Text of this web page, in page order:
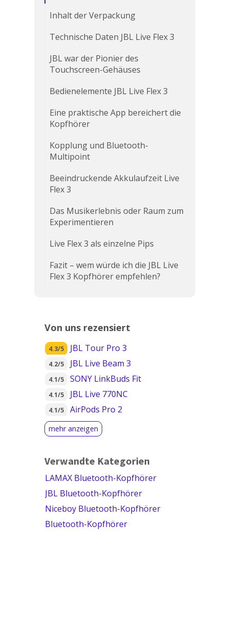
Inhalt der Verpackung
Technische Daten JBL Live Flex 3
JBL war der Pionier des
Touchscreen-Gehäuses
Bedienelemente JBL Live Flex 3
Eine praktische App bereichert die
Kopfhörer
Kopplung und Bluetooth-
Multipoint
Beeindruckende Akkulaufzeit Live
Flex 3
Das Musikerlebnis oder Raum zum
Experimentieren
Live Flex 3 als einzelne Pips
Fazit – wem würde ich die JBL Live
Flex 3 Kopfhörer empfehlen?
Von uns rezensiert
4.3/5 JBL Tour Pro 3
4.2/5 JBL Live Beam 3
4.1/5 SONY LinkBuds Fit
4.1/5 JBL Live 770NC
4.1/5 AirPods Pro 2
Verwandte Kategorien
LAMAX Bluetooth-Kopfhörer
JBL Bluetooth-Kopfhörer
Niceboy Bluetooth-Kopfhörer
Bluetooth-Kopfhörer